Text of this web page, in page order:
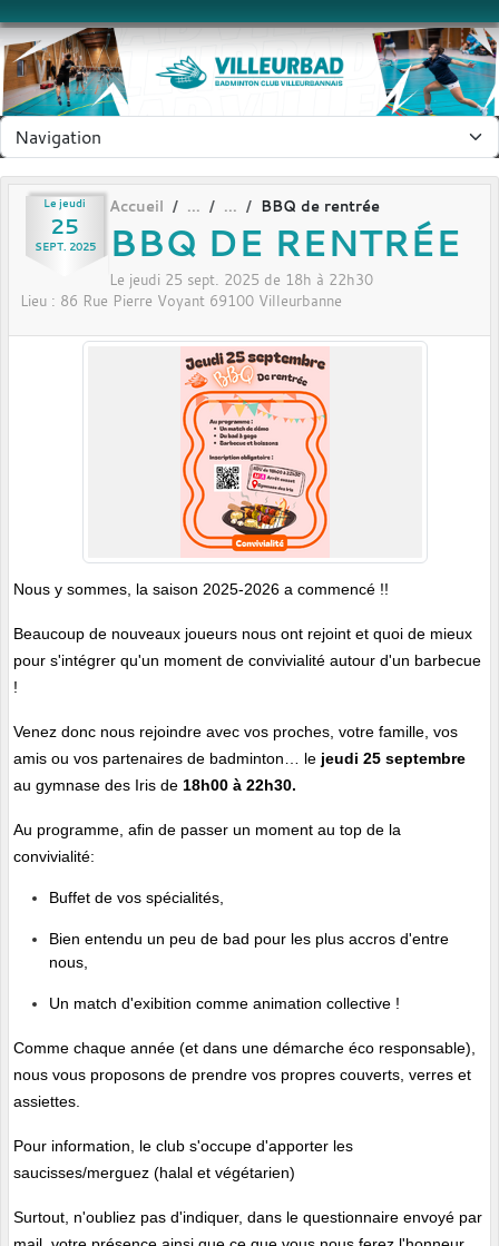
Le jeudi
25
SEPT. 2025
Accueil BBQ de rentrée
BBQ DE RENTRÉE
Le jeudi 25 sept. 2025 de 18h à 22h30
Lieu : 86 Rue Pierre Voyant 69100 Villeurbanne
Nous y sommes, la saison 2025-2026 a commencé !!
Beaucoup de nouveaux joueurs nous ont rejoint et quoi de mieux
pour s'intégrer qu'un moment de convivialité autour d'un barbecue
!
Venez donc nous rejoindre avec vos proches, votre famille, vos
amis ou vos partenaires de badminton… le
au gymnase des Iris de 18h00 à 22h30.
Au programme, afin de passer un moment au top de la
convivialité:
Buffet de vos spécialités,
Bien entendu un peu de bad pour les plus accros d'entre
nous,
Un match d'exibition comme animation collective !
Comme chaque année (et dans une démarche éco responsable),
nous vous proposons de prendre vos propres couverts, verres et
assiettes.
Pour information, le club s'occupe d'apporter les
saucisses/merguez (halal et végétarien)
Surtout, n'oubliez pas d'indiquer, dans le questionnaire envoyé par